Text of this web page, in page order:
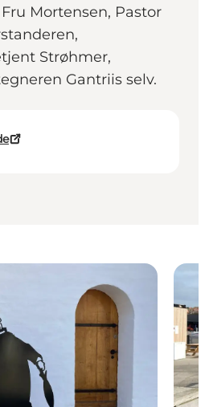
Mortensen, Pastor
Strøhmer,
Gantriis selv.